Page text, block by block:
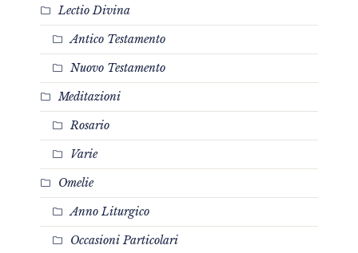
Lectio Divina
Antico Testamento
Nuovo Testamento
Meditazioni
Rosario
Varie
Omelie
Anno Liturgico
Occasioni Particolari